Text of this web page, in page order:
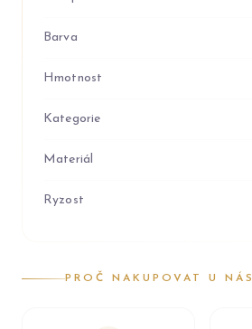
Barva
Hmotnost
Kategorie
Materiál
Ryzost
PROČ NAKUPOVAT U NÁS